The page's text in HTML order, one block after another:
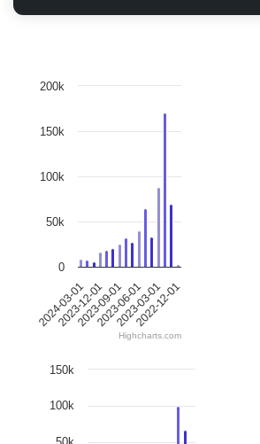
2024-03-01
2023-12-01
2023-09-01
2023-06-01
2023-03-01
2022-12-01
0
50k
100k
150k
200k
Highcharts.com
100k
150k